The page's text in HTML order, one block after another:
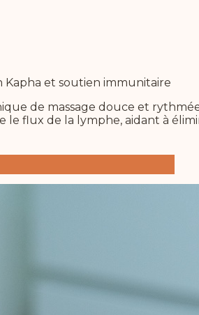
et soutien immunitaire
de massage douce et
flux de la lymphe, aidant à